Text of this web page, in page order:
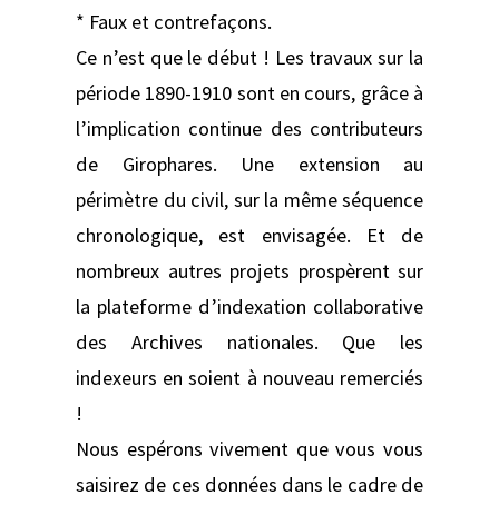
* Faux et contrefaçons.
Ce n’est que le début ! Les travaux sur la
période 1890-1910 sont en cours, grâce à
l’implication continue des contributeurs
de Girophares. Une extension au
périmètre du civil, sur la même séquence
chronologique, est envisagée. Et de
nombreux autres projets prospèrent sur
la plateforme d’indexation collaborative
des Archives nationales. Que les
indexeurs en soient à nouveau remerciés
!
Nous espérons vivement que vous vous
saisirez de ces données dans le cadre de